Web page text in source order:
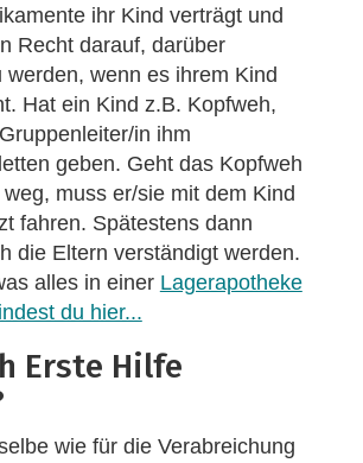
ihr Kind verträgt und
Recht darauf, darüber
werden, wenn es ihrem Kind
Hat ein Kind z.B. Kopfweh,
in ihm
geben. Geht das Kopfweh
muss er/sie mit dem Kind
fahren. Spätestens dann
die Eltern verständigt werden.
alles in einer Lagerapotheke
du hier...
Erste Hilfe
wie für die Verabreichung